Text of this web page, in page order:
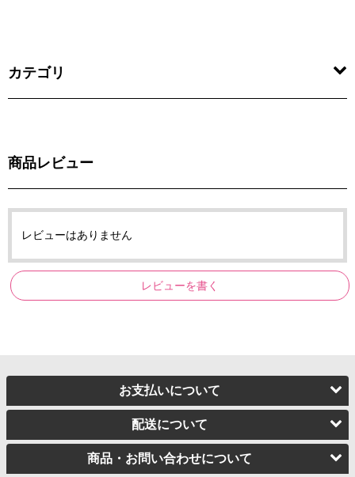
カテゴリ
商品レビュー
レビューはありません
レビューを書く
お支払いについて
配送について
商品・お問い合わせについて